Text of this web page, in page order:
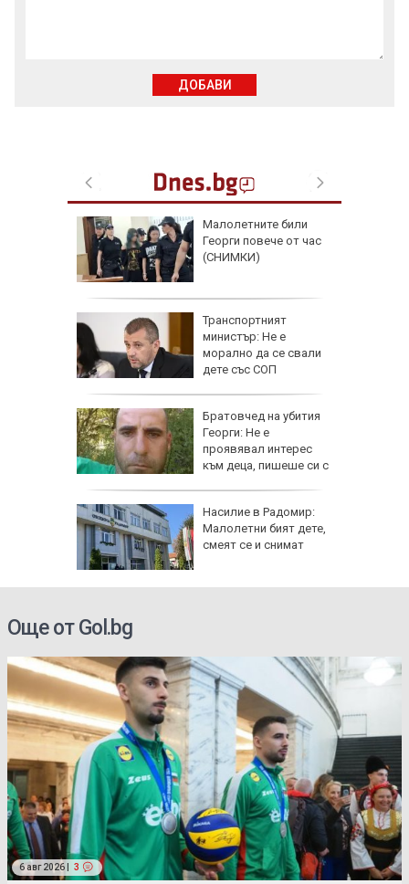
Малолетните били
Георги повече от час
(СНИМКИ)
Транспортният
министър: Не е
морално да се свали
дете със СОП
Братовчед на убития
Георги: Не е
проявявал интерес
към деца, пишеше си с
Насилие в Радомир:
Малолетни бият дете,
смеят се и снимат
ДОБАВИ
Още от Gol.bg
6 авг 2026 | 3